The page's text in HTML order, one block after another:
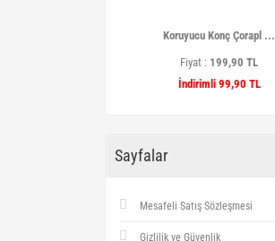
Koruyucu Konç Çorapl ...
Fiyat : 199,90 TL
İndirimli 99,90 TL
Sayfalar
Mesafeli Satış Sözleşmesi
Gizlilik ve Güvenlik